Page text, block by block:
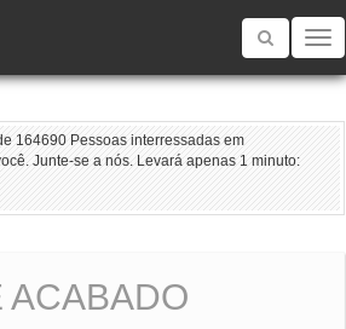
Toggle
164690 Pessoas interressadas em
Junte-se a nós. Levará apenas 1 minuto:
ACABADO